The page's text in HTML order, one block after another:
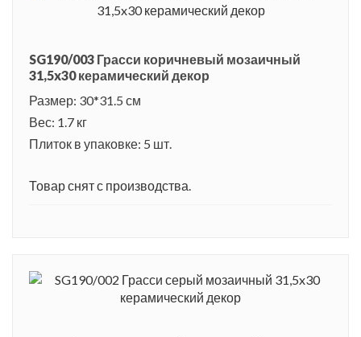
SG190/003 Грасси коричневый мозаичный
31,5x30 керамический декор
Размер: 30*31.5 см
Вес: 1.7 кг
Плиток в упаковке: 5 шт.
Товар снят с производства.